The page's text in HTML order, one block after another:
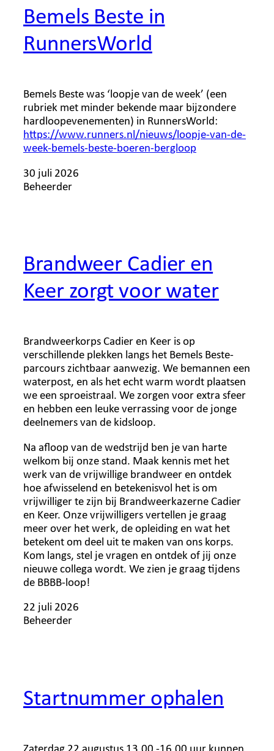
Bemels Beste in
RunnersWorld
Bemels Beste was ‘loopje van de week’ (een
rubriek met minder bekende maar bijzondere
hardloopevenementen) in RunnersWorld:
https://www.runners.nl/nieuws/loopje-van-de-
week-bemels-beste-boeren-bergloop
30 juli 2026
Beheerder
Brandweer Cadier en
Keer zorgt voor water
Brandweerkorps Cadier en Keer is op
verschillende plekken langs het Bemels Beste-
parcours zichtbaar aanwezig. We bemannen een
waterpost, en als het echt warm wordt plaatsen
we een sproeistraal. We zorgen voor extra sfeer
en hebben een leuke verrassing voor de jonge
deelnemers van de kidsloop.
Na afloop van de wedstrijd ben je van harte
welkom bij onze stand. Maak kennis met het
werk van de vrijwillige brandweer en ontdek
hoe afwisselend en betekenisvol het is om
vrijwilliger te zijn bij Brandweerkazerne Cadier
en Keer. Onze vrijwilligers vertellen je graag
meer over het werk, de opleiding en wat het
betekent om deel uit te maken van ons korps.
Kom langs, stel je vragen en ontdek of jij onze
nieuwe collega wordt. We zien je graag tijdens
de BBBB-loop!
22 juli 2026
Beheerder
Startnummer ophalen